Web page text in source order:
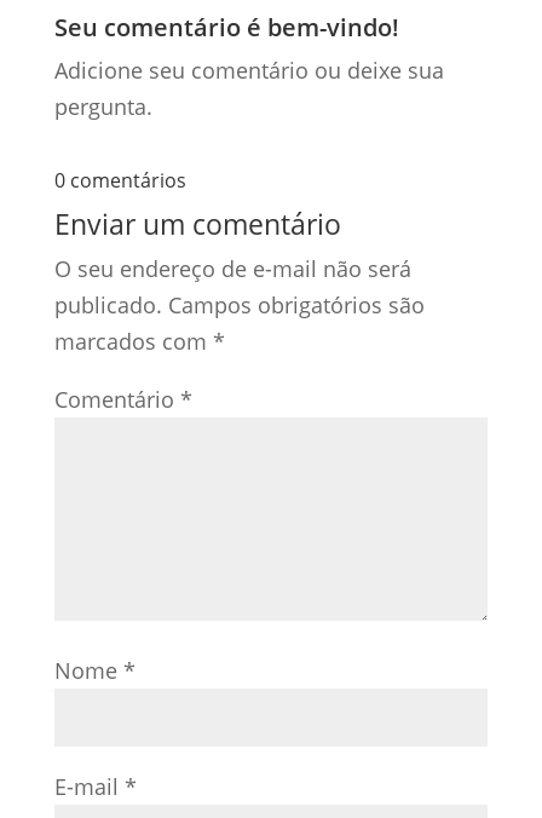
Seu comentário é bem-vindo!
Adicione seu comentário ou deixe sua
pergunta.
0 comentários
Enviar um comentário
O seu endereço de e-mail não será
publicado. Campos obrigatórios são
marcados com *
Comentário *
Nome *
E-mail *